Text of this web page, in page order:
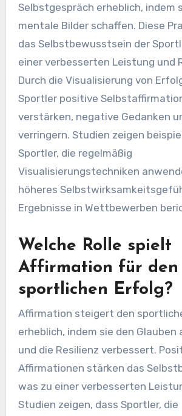
Selbstgespräch erheblich, indem
mentale Bilder schaffen. Diese
das Selbstbewusstsein der
einer verbesserten Leistung und
Durch die Visualisierung von
Sportler positive
verstärken, negative Gedanken
verringern. Studien zeigen
Sportler, die regelmäßig
Visualisierungstechniken
höheres
Ergebnisse in Wettbewerben
Welche Rolle spielt
Affirmation für den
sportlichen Erfolg?
Affirmation steigert den
erheblich, indem sie den Glauben
und die Resilienz verbessert.
Affirmationen stärken das
was zu einer verbesserten
Studien zeigen, dass Sportler, die